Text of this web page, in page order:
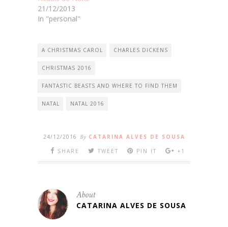
21/12/2013
In "personal"
A CHRISTMAS CAROL CHARLES DICKENS
CHRISTMAS 2016
FANTASTIC BEASTS AND WHERE TO FIND THEM
NATAL NATAL 2016
24/12/2016 By CATARINA ALVES DE SOUSA
SHARE
TWEET PIN IT +1
About
CATARINA ALVES DE SOUSA